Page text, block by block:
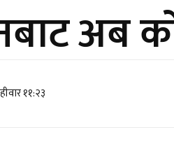
अब
११:२३